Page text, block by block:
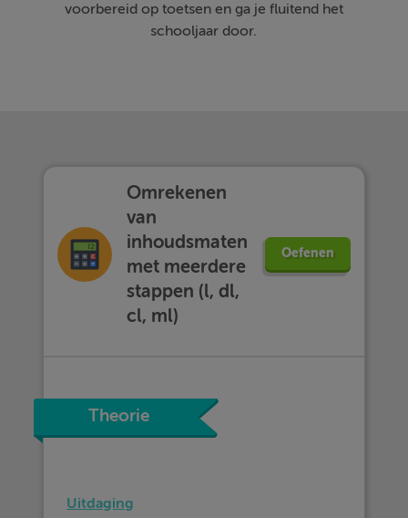
voorbereid op toetsen en ga je fluitend het
schooljaar door.
Omrekenen
van
inhoudsmaten
met meerdere
stappen (l, dl,
cl, ml)
Oefenen
Theorie
Uitdaging